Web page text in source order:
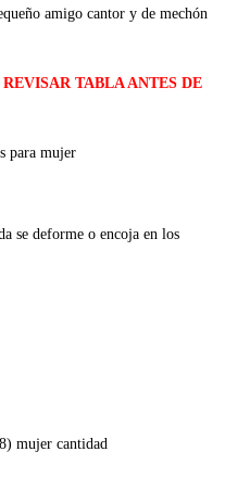
amigo cantor y de mechón
TABLA ANTES DE
para mujer
se deforme o encoja en los
mujer cantidad